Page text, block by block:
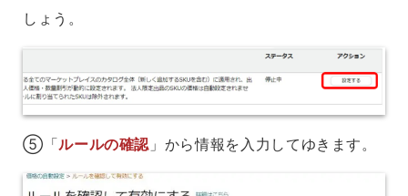
しょう。
⑤「ルールの確認 」から情報を入力してゆきます。